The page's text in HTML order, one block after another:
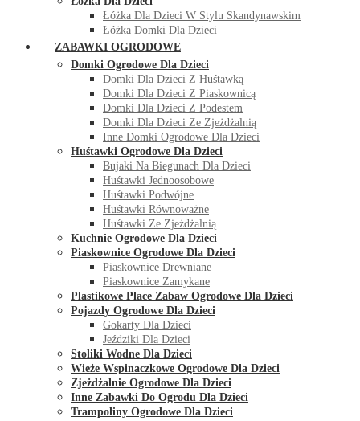
Łóżka Dla Dzieci W Stylu Skandynawskim
Łóżka Domki Dla Dzieci
ZABAWKI OGRODOWE
Domki Ogrodowe Dla Dzieci
Domki Dla Dzieci Z Huśtawką
Domki Dla Dzieci Z Piaskownicą
Domki Dla Dzieci Z Podestem
Domki Dla Dzieci Ze Zjeżdżalnią
Inne Domki Ogrodowe Dla Dzieci
Huśtawki Ogrodowe Dla Dzieci
Bujaki Na Biegunach Dla Dzieci
Huśtawki Jednoosobowe
Huśtawki Podwójne
Huśtawki Równoważne
Huśtawki Ze Zjeżdżalnią
Kuchnie Ogrodowe Dla Dzieci
Piaskownice Ogrodowe Dla Dzieci
Piaskownice Drewniane
Piaskownice Zamykane
Plastikowe Place Zabaw Ogrodowe Dla Dzieci
Pojazdy Ogrodowe Dla Dzieci
Gokarty Dla Dzieci
Jeździki Dla Dzieci
Stoliki Wodne Dla Dzieci
Wieże Wspinaczkowe Ogrodowe Dla Dzieci
Zjeżdżalnie Ogrodowe Dla Dzieci
Inne Zabawki Do Ogrodu Dla Dzieci
Trampoliny Ogrodowe Dla Dzieci